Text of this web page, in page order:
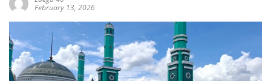
February 13, 2026